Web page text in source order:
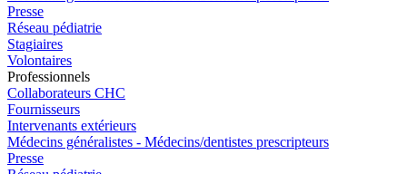
Presse
Réseau pédiatrie
Stagiaires
Volontaires
Professionnels
Collaborateurs CHC
Fournisseurs
Intervenants extérieurs
Médecins généralistes - Médecins/dentistes prescripteurs
Presse